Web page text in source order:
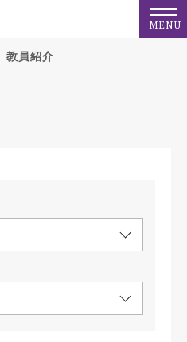
MENU
教員紹介